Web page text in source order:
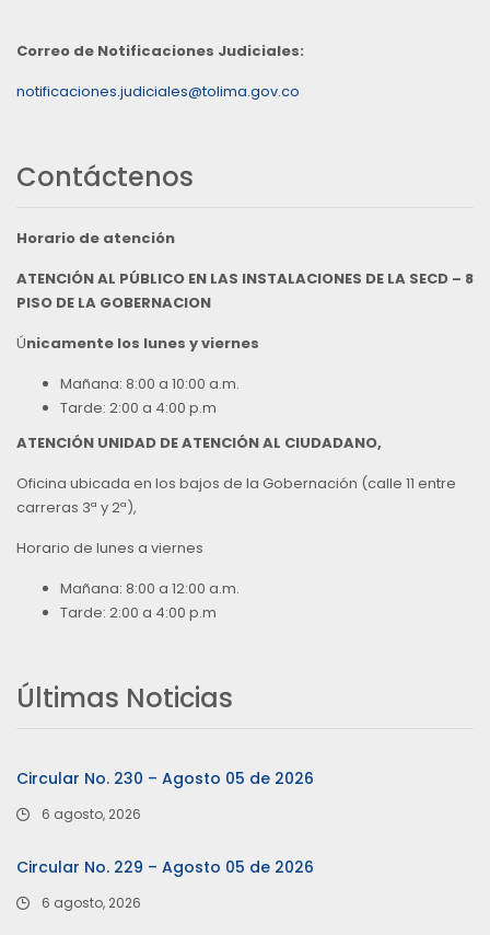
Correo de Notificaciones Judiciales:
notificaciones.judiciales@tolima.gov.co
Contáctenos
Horario de atención
ATENCIÓN AL PÚBLICO EN LAS INSTALACIONES DE LA SECD – 8
PISO DE LA GOBERNACION
Únicamente los lunes y viernes
Mañana: 8:00 a 10:00 a.m.
Tarde: 2:00 a 4:00 p.m
ATENCIÓN UNIDAD DE ATENCIÓN AL CIUDADANO,
Oficina ubicada en los bajos de la Gobernación (calle 11 entre
carreras 3ª y 2ª),
Horario de lunes a viernes
Mañana: 8:00 a 12:00 a.m.
Tarde: 2:00 a 4:00 p.m
Últimas Noticias
Circular No. 230 – Agosto 05 de 2026
6 agosto, 2026
Circular No. 229 – Agosto 05 de 2026
6 agosto, 2026